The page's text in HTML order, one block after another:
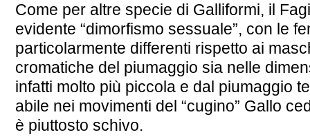
Come per altre specie di Galliformi, il
evidente “dimorfismo sessuale”, con le
particolarmente differenti rispetto ai
cromatiche del piumaggio sia nelle
infatti molto più piccola e dal piumaggio
abile nei movimenti del “cugino” Gallo
è piuttosto schivo.